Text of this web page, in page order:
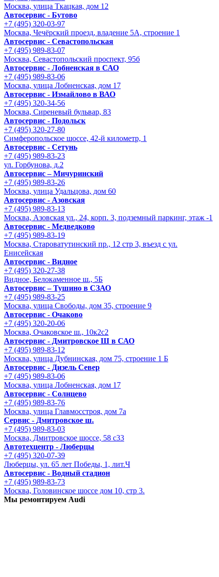
Москва, улица Ткацкая, дом 12
Автосервис - Бутово
+7 (495) 320-03-97
Москва, Чечёрский проезд, владение 5А, строение 1
Автосервис - Cевастопольская
+7 (495) 989-83-07
Москва, Севастопольский проспект, 95б
Автосервис - Лобненская в САО
+7 (495) 989-83-06
Москва, улица Лобненская, дом 17
Автосервис - Измайлово в ВАО
+7 (495) 320-34-56
Москва, Сиреневый бульвар, 83
Автосервис - Подольск
+7 (495) 320-27-80
Симферопольское шоссе, 42-й километр, 1
Автосервис - Сетунь
+7 (495) 989-83-23
ул. Горбунова, д.2
Автосервис – Мичуринский
+7 (495) 989-83-26
Москва, улица Удальцова, дом 60
Автосервис - Азовская
+7 (495) 989-83-13
Москва, Азовская ул., 24, корп. 3, подземный паркинг, этаж -1
Автосервис - Медведково
+7 (495) 989-83-19
Москва, Староватутинский пр., 12 стр 3, въезд с ул.
Енисейская
Автосервис - Видное
+7 (495) 320-27-38
Видное, Белокаменное ш., 5Б
Автосервис – Тушино в СЗАО
+7 (495) 989-83-25
Москва, улица Свободы, дом 35, строение 9
Автосервис - Очаково
+7 (495) 320-20-06
Москва, Очаковское ш., 10к2с2
Автосервис - Дмитровское Ш в САО
+7 (495) 989-83-12
Москва, улица Дубнинская, дом 75, строение 1 Б
Автосервис - Дизель Север
+7 (495) 989-83-06
Москва, улица Лобненская, дом 17
Автосервис - Солнцево
+7 (495) 989-83-76
Москва, улица Главмосстроя, дом 7а
Сервис - Дмитровское ш.
+7 (495) 989-83-03
Москва, Дмитровское шоссе, 58 с33
Автотехцентр - Люберцы
+7 (495) 320-07-39
Люберцы, ул. 65 лет Победы, 1, лит.Ч
Автосервис - Водный стадион
+7 (495) 989-83-73
Москва, Головинское шоссе дом 10, стр 3.
Мы ремонтируем Audi